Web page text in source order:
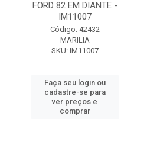
FORD 82 EM DIANTE -
IM11007
Código: 42432
MARILIA
SKU: IM11007
Faça seu login ou
cadastre-se para
ver preços e
comprar